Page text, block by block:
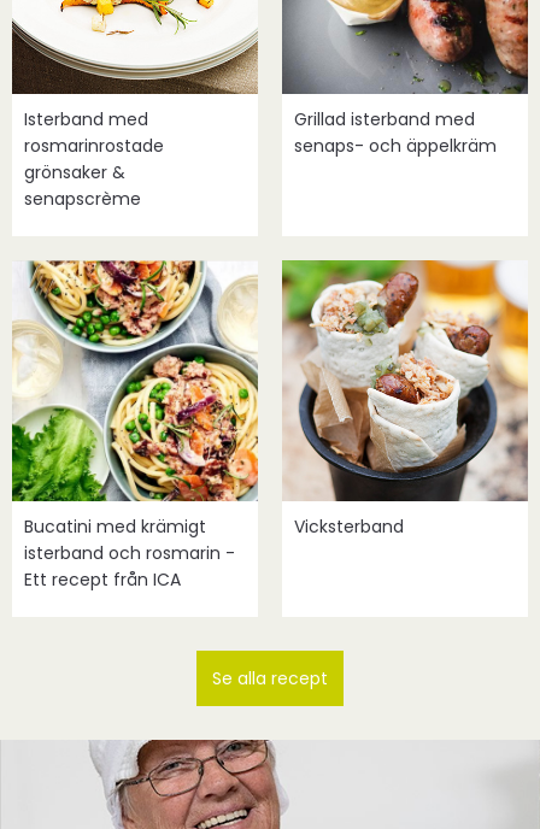
Isterband med
rosmarinrostade
grönsaker &
senapscrème
Grillad isterband med
senaps- och äppelkräm
Bucatini med krämigt
isterband och rosmarin -
Ett recept från ICA
Vicksterband
Se alla recept